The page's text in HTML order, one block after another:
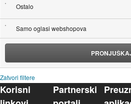
Ostalo
Samo oglasi webshopova
Zatvori filtere
Korisni
Partnerski